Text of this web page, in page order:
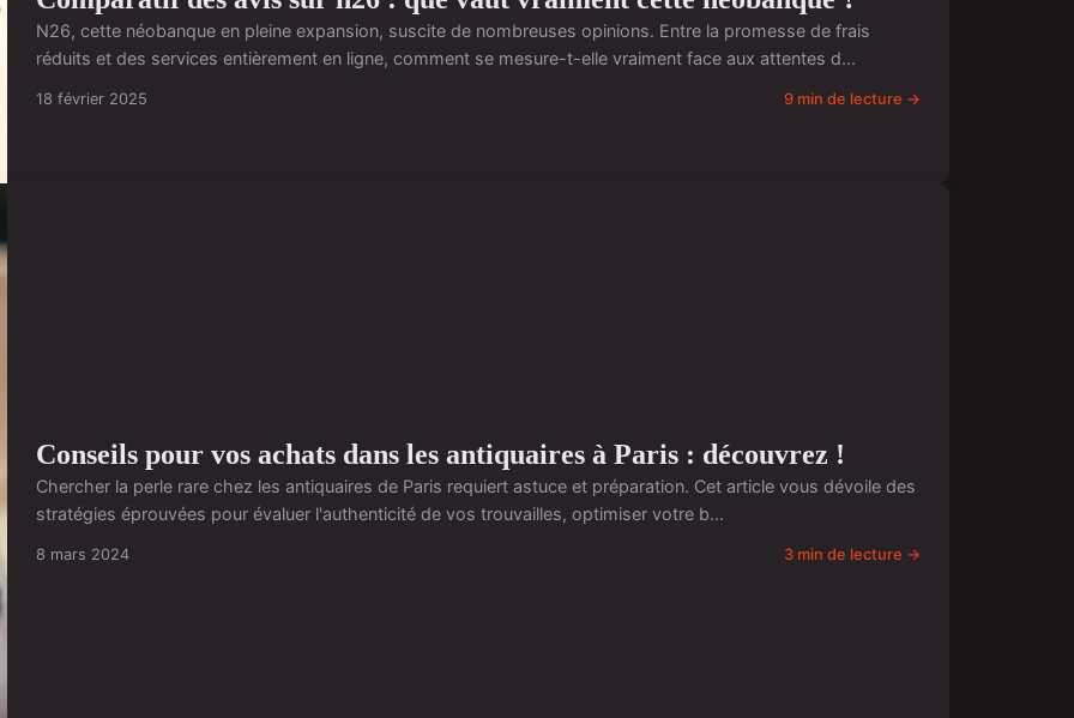
N26, cette néobanque en pleine expansion, suscite de nombreuses opinions. Entre la promesse de frais
réduits et des services entièrement en ligne, comment se mesure-t-elle vraiment face aux attentes d...
18 février 2025 9 min de lecture →
Conseils pour vos achats dans les antiquaires à Paris : découvrez !
Chercher la perle rare chez les antiquaires de Paris requiert astuce et préparation. Cet article vous dévoile des
stratégies éprouvées pour évaluer l'authenticité de vos trouvailles, optimiser votre b...
8 mars 2024 3 min de lecture →